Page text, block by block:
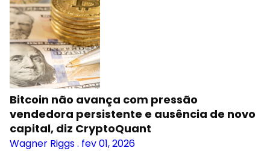
Bitcoin não avança com pressão
vendedora persistente e ausência de novo
capital, diz CryptoQuant
Wagner Riggs. fev 01, 2026